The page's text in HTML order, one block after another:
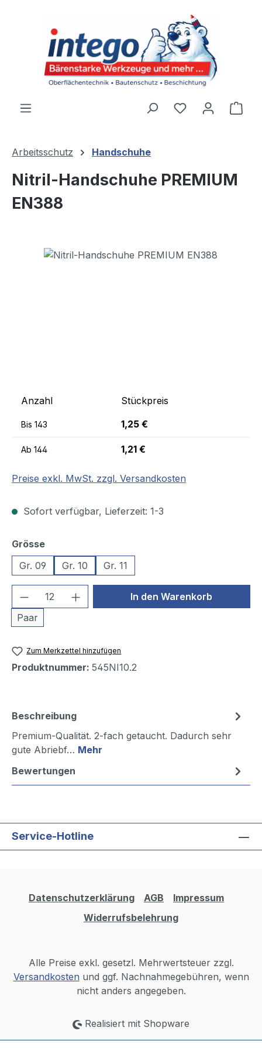
Du hast 0
Arbeitsschutz Handschuhe
Nitril-Handschuhe PREMIUM
EN388
Bildergalerie überspringen
Anzahl Stückpreis
Bis 143 1,25 €
Ab 144 1,21 €
Preise exkl. MwSt. zzgl. Versandkosten
Sofort verfügbar, Lieferzeit: 1-3
Grösseauswählen
Gr. 09
Gr. 10 Gr. 11
Produkt Anzahl: Gib den
Paar
In den Warenkorb
Zum Merkzettel hinzufügen
Produktnummer: 545NI10.2
Beschreibung
Premium-Qualität. 2-fach getaucht. Dadurch sehr
gute Abriebf… Mehr
Bewertungen
Service-Hotline
Datenschutzerklärung AGB
Impressum
Widerrufsbelehrung
Alle Preise exkl. gesetzl. Mehrwertsteuer zzgl.
Versandkosten und ggf. Nachnahmegebühren, wenn
nicht anders angegeben.
Realisiert mit Shopware